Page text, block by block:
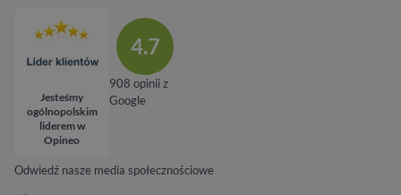
Odwiedź nasze media społecznościowe
Jesteśmy
ogólnopolskim
liderem w
Opineo
4.7
908 opinii z
Google